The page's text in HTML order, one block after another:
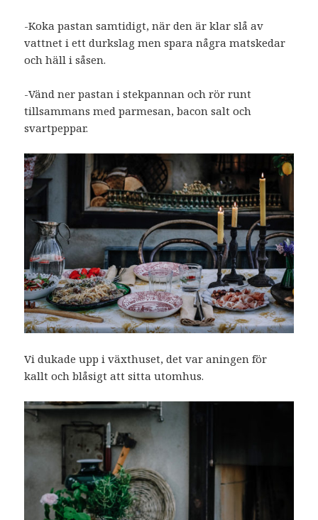
-Koka pastan samtidigt, när den är klar slå av
vattnet i ett durkslag men spara några matskedar
och häll i såsen.
-Vänd ner pastan i stekpannan och rör runt
tillsammans med parmesan, bacon salt och
svartpeppar.
Vi dukade upp i växthuset, det var aningen för
kallt och blåsigt att sitta utomhus.